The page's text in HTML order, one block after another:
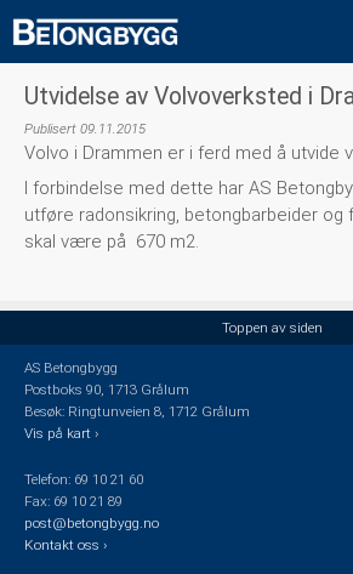
Utvidelse av Volvoverksted i
Publisert 09.11.2015
Volvo i Drammen er i ferd med å utvide
I forbindelse med dette har AS
utføre radonsikring, betongbarbeider og
skal være på 670 m2.
Toppen av siden
AS Betongbygg
Postboks 90, 1713 Grålum
Besøk: Ringtunveien 8, 1712 Grålum
Vis på kart ›
Telefon: 69 10 21 60
Fax: 69 10 21 89
post@betongbygg.no
Kontakt oss ›